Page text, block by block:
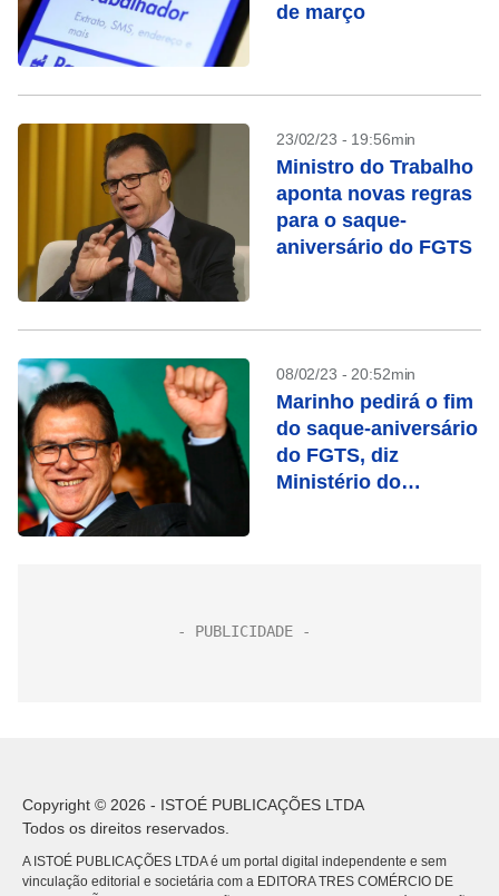
de março
23/02/23 - 19:56min
Ministro do Trabalho
aponta novas regras
para o saque-
aniversário do FGTS
08/02/23 - 20:52min
Marinho pedirá o fim
do saque-aniversário
do FGTS, diz
Ministério do
Copyright © 2026 - ISTOÉ PUBLICAÇÕES LTDA
Todos os direitos reservados.
A ISTOÉ PUBLICAÇÕES LTDA é um portal digital independente e sem
vinculação editorial e societária com a EDITORA TRES COMÉRCIO DE